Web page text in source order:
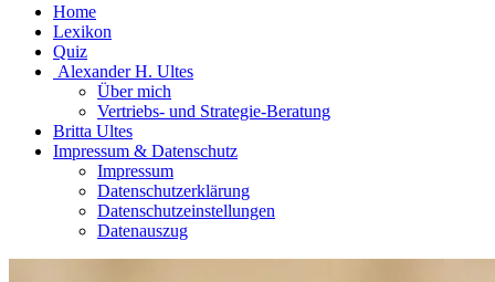
Home
Lexikon
Quiz
Alexander H. Ultes
Über mich
Vertriebs- und Strategie-Beratung
Britta Ultes
Impressum & Datenschutz
Impressum
Datenschutzerklärung
Datenschutzeinstellungen
Datenauszug